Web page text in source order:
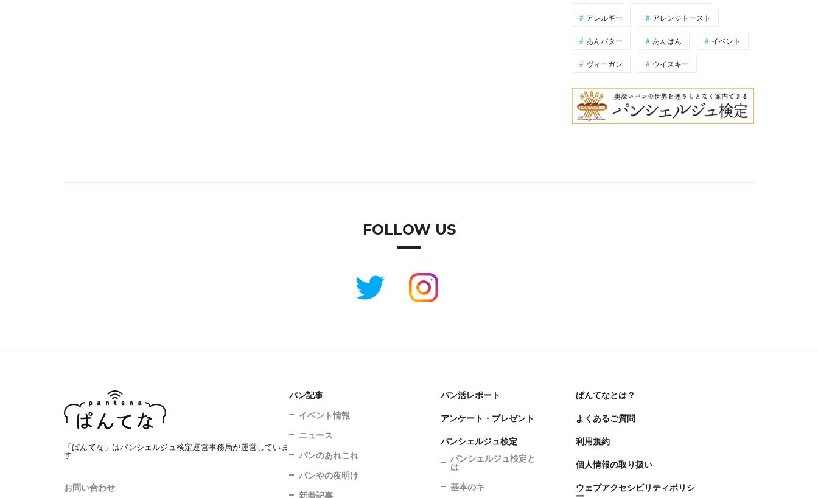
アレルギー アレンジトースト
あんバター あんぱん イベント
ヴィーガン ウイスキー
FOLLOW US
「ぱんてな」はパンシェルジュ検定運営事務局が運営していま
す
お問い合わせ
パン記事
イベント情報
ニュース
パンのあれこれ
パンやの夜明け
新着記事
パン活レポート
アンケート・プレゼント
パンシェルジュ検定
パンシェルジュ検定と
は
基本のキ
ぱんてなとは？
よくあるご質問
利用規約
個人情報の取り扱い
ウェブアクセシビリティポリシ
ー